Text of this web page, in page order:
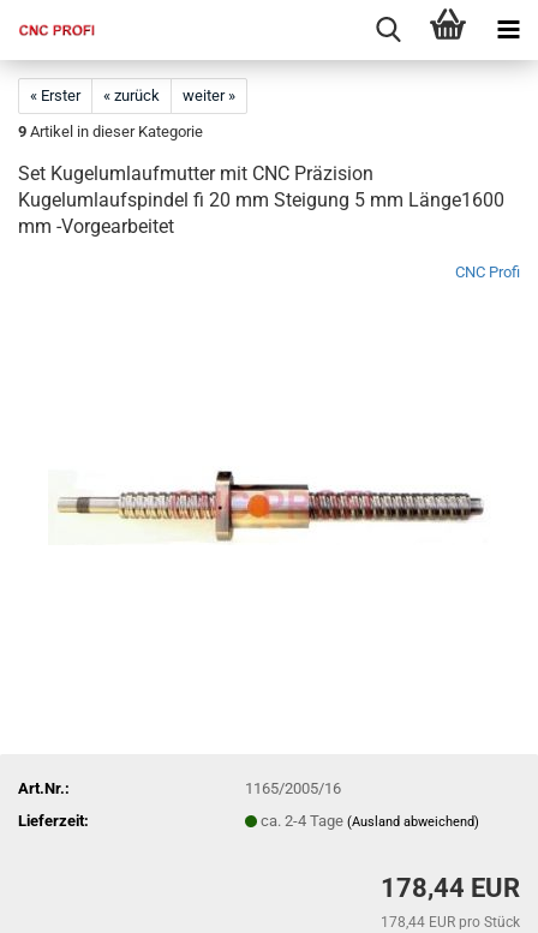
« Erster « zurück
weiter »
9 Artikel in dieser Kategorie
Set Kugelumlaufmutter mit CNC Präzision
Kugelumlaufspindel fi 20 mm Steigung 5 mm Länge1600
mm -Vorgearbeitet
CNC Profi
Art.Nr.:
1165/2005/16
Lieferzeit:
ca. 2-4 Tage(Ausland abweichend)
178,44 EUR
178,44 EUR pro Stück